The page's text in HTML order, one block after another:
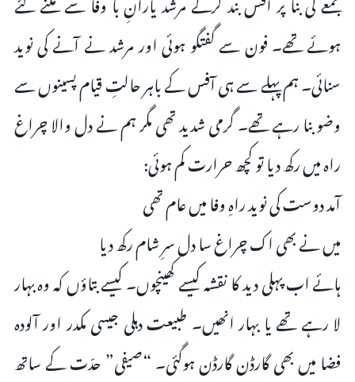
ہوئے تھے۔ فون سے گفتگو ہوئی اور مرشد نے آنے کی نوید
سنائی۔ ہم پہلے سے ہی آفس کے باہر حالتِ قیام پسینوں سے
وضو بنا رہے تھے۔ گرمی شدید تھی مگر ہم نے دل والا چراغ
راہ میں رکھ دیا تو کچھ حرارت کم ہوئی:
آمد دوست کی نوید راہِ وفا میں عام تھی
میں نے بھی اک چراغ سا دل سرِ شام رکھ دیا
ہائے اب پہلی دید کا نقشہ کیسے کھینچوں۔ کیسے بتاؤں کہ وہ بہار
لا رہے تھے یا بہار انھیں۔ طبیعت دہلی جیسی مکدر اور آلودہ
فضا میں بھی گارڈن گارڈن ہوگئی۔ “صیفی” حدّت کے ساتھ